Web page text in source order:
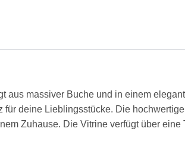
aus massiver Buche und in einem
deine Lieblingsstücke. Die
Zuhause. Die Vitrine verfügt über eine